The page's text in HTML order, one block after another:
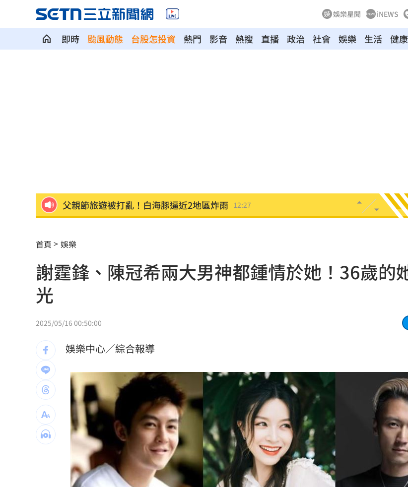
娛樂星聞 iNEWS
即時 颱風動態 台股怎投資 熱門 影音 熱搜 直播 政治 社會 娛樂 生活 健康
父親節旅遊被打亂！白海豚逼近2地區炸雨 12:27
徐莉玲槓王菲案外案 5566小刀驚爆離婚
通緝犯拒檢狂飆街頭！撞斷平交道柵欄逃亡 12:24
中國攻台非解放軍？外媒點名2破口！
昔遭抹黑謀財害命終平反 陳時中感性發聲
新／威加重罰300萬！問題苦茶油流向3縣市 12:18
毒油案延燒政院點名中市府 蔣萬安竟反問 12:17
肥大叔46歲驟逝！2年前曾逃過車禍死劫 12:16
酒測爆表！職軍「接近死亡狀態」照開上路 12:16
職場爸爸「5.5年沒加薪」！父親節調查曝 12:13
首頁 娛樂
謝霆鋒、陳冠希兩大男神都鍾情於她！36歲的
光
2025/05/16 00:50:00
娛樂中心／綜合報導